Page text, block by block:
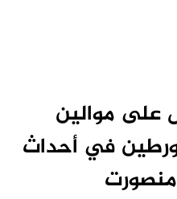
على موالين
في أحداث